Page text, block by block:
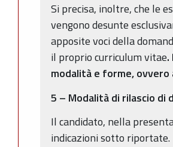
Si precisa, inoltre, che le
vengono desunte
apposite voci della
il proprio curriculum vitae
modalità e forme, ovvero
5 – Modalità di rilascio
Il candidato, nella
indicazioni sotto riportate.